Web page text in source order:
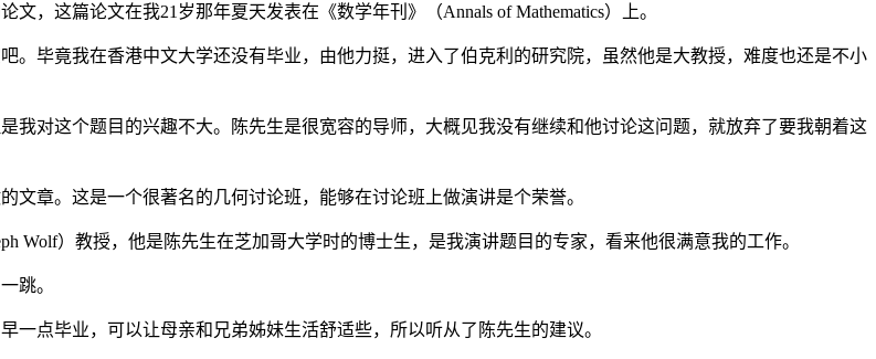
这篇论文在我21岁那年夏天发表在《数学年刊》（Annals of Mathematics）上。
毕竟我在香港中文大学还没有毕业，由他力挺，进入了伯克利的研究院，虽然他是大教授，难度也还是不小
对这个题目的兴趣不大。陈先生是很宽容的导师，大概见我没有继续和他讨论这问题，就放弃了要我朝着这
章。这是一个很著名的几何讨论班，能够在讨论班上做演讲是个荣誉。
）教授，他是陈先生在芝加哥大学时的博士生，是我演讲题目的专家，看来他很满意我的工作。
跳。
点毕业，可以让母亲和兄弟姊妹生活舒适些，所以听从了陈先生的建议。